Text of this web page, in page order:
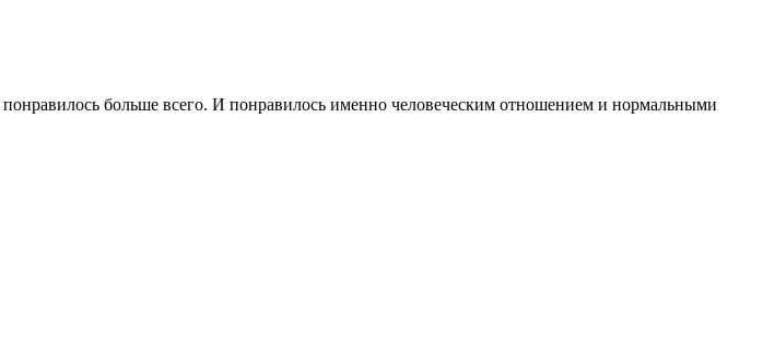
больше всего. И понравилось именно человеческим отношением и нормальными